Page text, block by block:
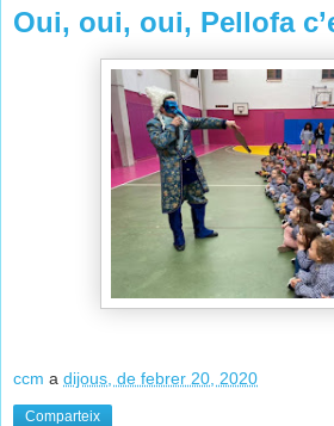
Oui, oui, oui, Pellofa
ccm a dijous, de febrer 20, 2020
Comparteix